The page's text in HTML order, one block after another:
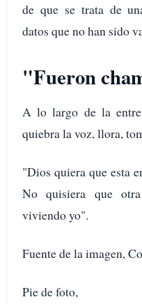
de que se trata de
datos que no han sido
"Fueron
A lo largo de la
quiebra la voz, llora,
"Dios quiera que esta
No quisiera que
viviendo yo".
Fuente de la imagen,
Pie de foto,